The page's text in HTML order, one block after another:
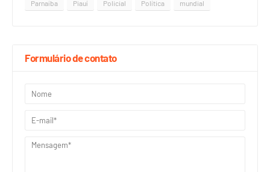
Parnaíba Piauí Policial Política mundial
Formulário de contato